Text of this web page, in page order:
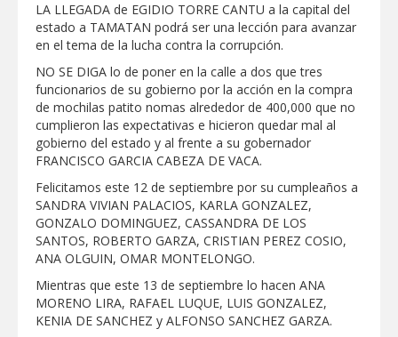
LA LLEGADA de EGIDIO TORRE CANTU a la capital del
estado a TAMATAN podrá ser una lección para avanzar
en el tema de la lucha contra la corrupción.
NO SE DIGA lo de poner en la calle a dos que tres
funcionarios de su gobierno por la acción en la compra
de mochilas patito nomas alrededor de 400,000 que no
cumplieron las expectativas e hicieron quedar mal al
gobierno del estado y al frente a su gobernador
FRANCISCO GARCIA CABEZA DE VACA.
Felicitamos este 12 de septiembre por su cumpleaños a
SANDRA VIVIAN PALACIOS, KARLA GONZALEZ,
GONZALO DOMINGUEZ, CASSANDRA DE LOS
SANTOS, ROBERTO GARZA, CRISTIAN PEREZ COSIO,
ANA OLGUIN, OMAR MONTELONGO.
Mientras que este 13 de septiembre lo hacen ANA
MORENO LIRA, RAFAEL LUQUE, LUIS GONZALEZ,
KENIA DE SANCHEZ y ALFONSO SANCHEZ GARZA.